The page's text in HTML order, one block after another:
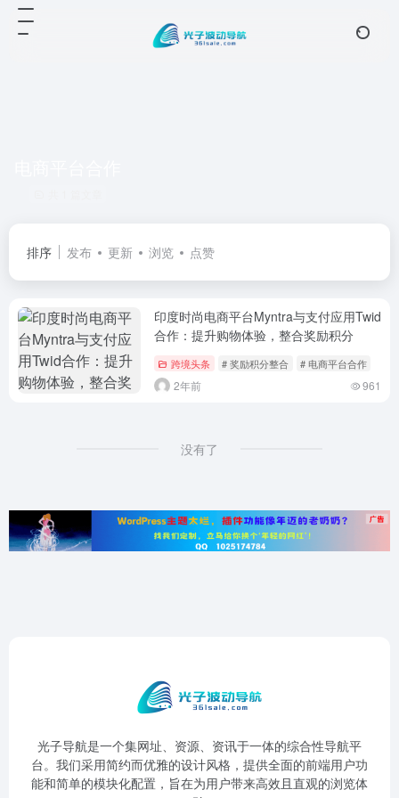
排序 发布 更新 浏览 点赞
印度时尚电商平台Myntra与支付应用Twid
合作：提升购物体验，整合奖励积分
跨境头条 # 奖励积分整合 # 电商平台合作
2年前 961
没有了
光子导航是一个集网址、资源、资讯于一体的综合性导航平
台。我们采用简约而优雅的设计风格，提供全面的前端用户功
能和简单的模块化配置，旨在为用户带来高效且直观的浏览体